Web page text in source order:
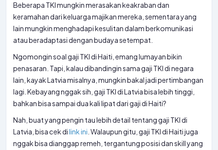
Beberapa TKI mungkin merasakan keakraban dan
keramahan dari keluarga majikan mereka, sementara yang
lain mungkin menghadapi kesulitan dalam berkomunikasi
atau beradaptasi dengan budaya setempat.
Ngomongin soal gaji TKI di Haiti, emang lumayan bikin
penasaran. Tapi, kalau dibandingin sama gaji TKI di negara
lain, kayak Latvia misalnya, mungkin bakal jadi pertimbangan
lagi. Kebayang nggak sih, gaji TKI di Latvia bisa lebih tinggi,
bahkan bisa sampai dua kali lipat dari gaji di Haiti?
Nah, buat yang pengin tau lebih detail tentang gaji TKI di
Latvia, bisa cek dilink ini . Walaupun gitu, gaji TKI di Haiti juga
nggak bisa dianggap remeh, tergantung posisi dan skill yang